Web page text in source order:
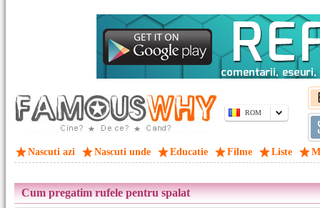
ROM
Nascuti azi Nascuti unde Educatie Filme Liste
Cum pregatim rufele pentru spalat